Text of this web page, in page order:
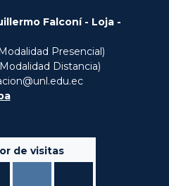
Falconí - Loja -
Presencial)
Distancia)
de visitas